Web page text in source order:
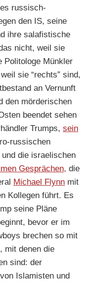
russisch-
den IS, seine
ihre salafistische
nicht, weil sie
Politologe Münkler
sie “rechts” sind,
an Vernunft
den mörderischen
beendet sehen
Trumps, sein
russischen
die israelischen
Gesprächen, die
Michael Flynn mit
Kollegen führt. Es
seine Pläne
bevor er im
brechen so mit
mit denen die
sind: der
Islamisten und